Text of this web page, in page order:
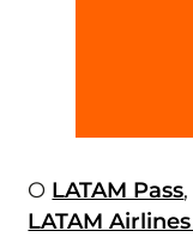
O LATAM Pass
LATAM